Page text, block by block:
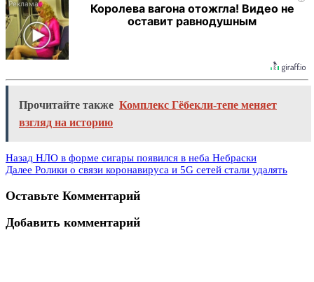
Королева вагона отожгла! Видео не
оставит равнодушным
Прочитайте также Комплекс Гёбекли-тепе меняет
взгляд на историю
Назад НЛО в форме сигары появился в неба Небраски
Далее Ролики о связи коронавируса и 5G сетей стали удалять
Оставьте Комментарий
Добавить комментарий